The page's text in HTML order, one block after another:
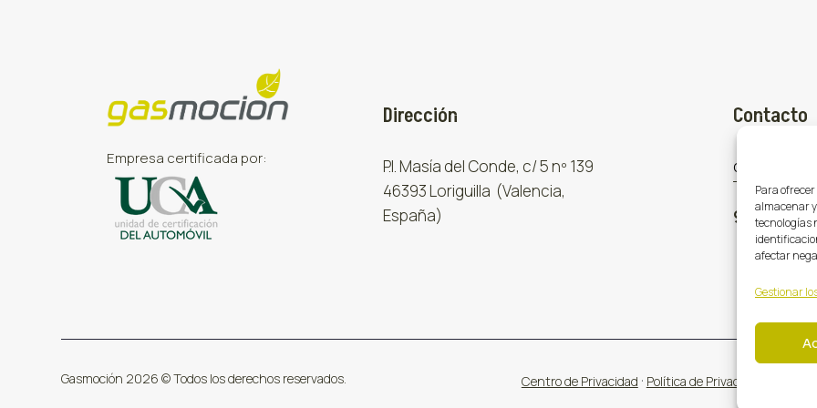
Para
almacenar
tecnologías
afectar
Gestionar
Empresa certificada por:
Dirección
P.I. Masía del Conde, c/ 5 nº 139
46393 Loriguilla (Valencia,
España)
Contacto
961 667
Gasmoción 2026 © Todos los derechos reservados. Centro de Privacidad · Política de Privacidad